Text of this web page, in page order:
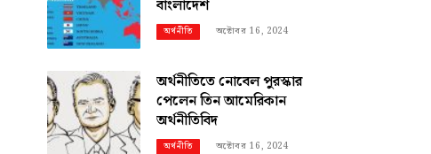
বাংলাদেশ
অর্থনীতি অক্টোবর 16, 2024
অর্থনীতিতে নোবেল পুরস্কার
পেলেন তিন আমেরিকান
অর্থনীতিবিদ
অর্থনীতি অক্টোবর 16, 2024